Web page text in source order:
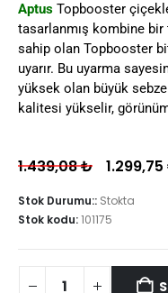
Aptus Topbooster
tasarlanmış kombine
sahip olan Topbooster
uyarır. Bu uyarma
yüksek olan büyük
kalitesi yükselir,
1.439,08₺ 1.299,75
Stok Durumu:: Stokta
Stok kodu:101175